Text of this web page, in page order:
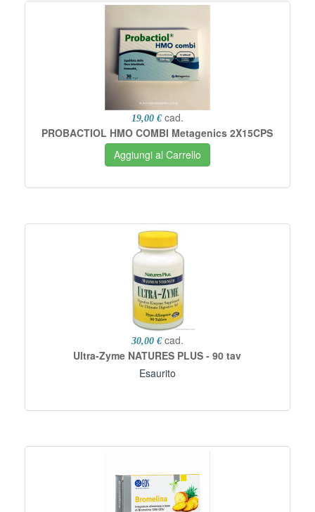
19,00 € cad.
PROBACTIOL HMO COMBI Metagenics 2X15CPS
Aggiungi al Carrello
30,00 € cad.
Ultra-Zyme NATURES PLUS - 90 tav
Esaurito